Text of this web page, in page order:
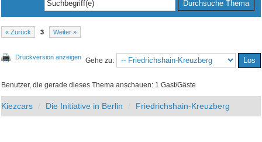
« Zurück 3 Weiter »
Druckversion anzeigen Gehe zu:
Benutzer, die gerade dieses Thema anschauen: 1 Gast/Gäste
Kiezcars Die Initiative in Berlin Friedrichshain-Kreuzberg